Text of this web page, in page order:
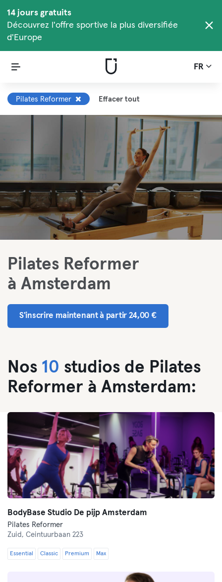
14 jours gratuits
Découvrez l'offre sportive la plus diversifiée
d'Europe
FR
Pilates Reformer Effacer tout
Pilates Reformer
à Amsterdam
S'inscrire maintenant à partir 24,00 €
Nos 10 studios de Pilates
Reformer à Amsterdam:
BodyBase Studio De pijp Amsterdam
Pilates Reformer
Zuid, Ceintuurbaan 223
Essential Classic Premium Max